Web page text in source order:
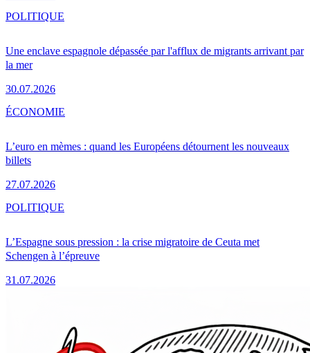
Une enclave espagnole dépassée par l'afflux de migrants arrivant par
la mer
30.07.2026
POLITIQUE
L’euro en mèmes : quand les Européens détournent les nouveaux
billets
27.07.2026
ÉCONOMIE
L’Espagne sous pression : la crise migratoire de Ceuta met
Schengen à l’épreuve
31.07.2026
POLITIQUE